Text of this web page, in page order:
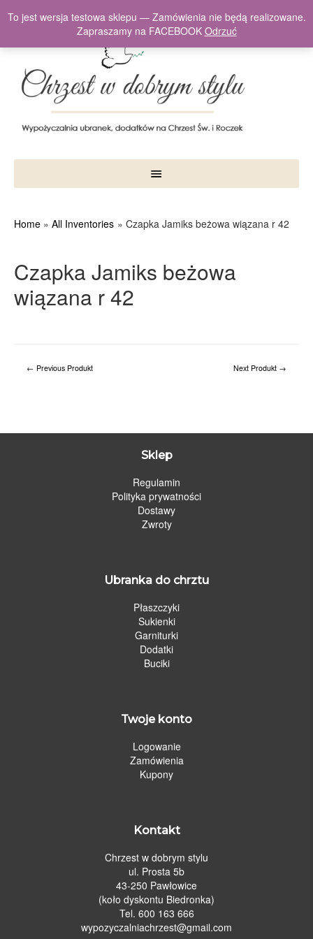
Home All Inventories Czapka Jamiks beżowa wiązana r 42
Czapka Jamiks beżowa
wiązana r 42
← Previous Produkt Next Produkt →
Sklep
Regulamin
Polityka prywatności
Dostawy
Zwroty
Ubranka do chrztu
Płaszczyki
Sukienki
Garniturki
Dodatki
Buciki
Twoje konto
Logowanie
Zamówienia
Kupony
Kontakt
Chrzest w dobrym stylu
ul. Prosta 5b
43-250 Pawłowice
(koło dyskontu Biedronka)
Tel. 600 163 666
wypozyczalniachrzest@gmail.com
To jest wersja testowa sklepu — Zamówienia nie będą realizowane.
Zapraszamy na FACEBOOK Odrzuć